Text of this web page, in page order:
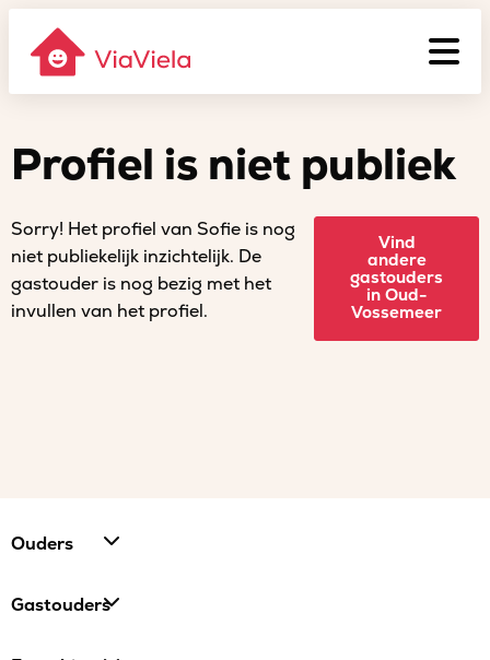
Profiel is niet publiek
Sorry! Het profiel van Sofie is nog
niet publiekelijk inzichtelijk. De
gastouder is nog bezig met het
invullen van het profiel.
Vind
andere
gastouders
in Oud-
Vossemeer
Ouders
Gastouders